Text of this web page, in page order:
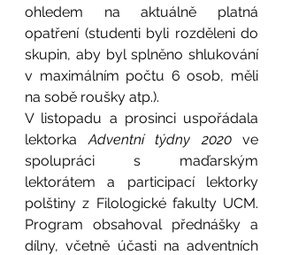
ohledem na aktuálně platná
opatření (studenti byli rozděleni do
skupin, aby byl splněno shlukování
v maximálním počtu 6 osob, měli
na sobě roušky atp.).
V listopadu a prosinci uspořádala
lektorka Adventní týdny 2020 ve
spolupráci s maďarským
lektorátem a participací lektorky
polštiny z Filologické fakulty UCM.
Program obsahoval přednášky a
dílny, včetně účasti na adventních